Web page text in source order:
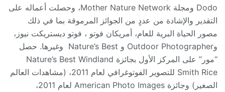
Dodo ومجلة Mother Nature Network، وحصلت أعماله على
التقدير والإشادة من عددٍ من الجوائز المرموقة بما في ذلك
مصور الحياة البرية للعام، أمريكان فوتو ، فوتو ديستريكت نيوز،
وOutdoor Photographer و Nature’s Best وغيرها. حصل
“مور” على المركز الأول بجائزة Nature’s Best Windland
Smith Rice للتصوير الفوتوغرافي لعام 2011، (مشاهدات العالم
الصغير) وجائزة American Photo Images لعام 2011،